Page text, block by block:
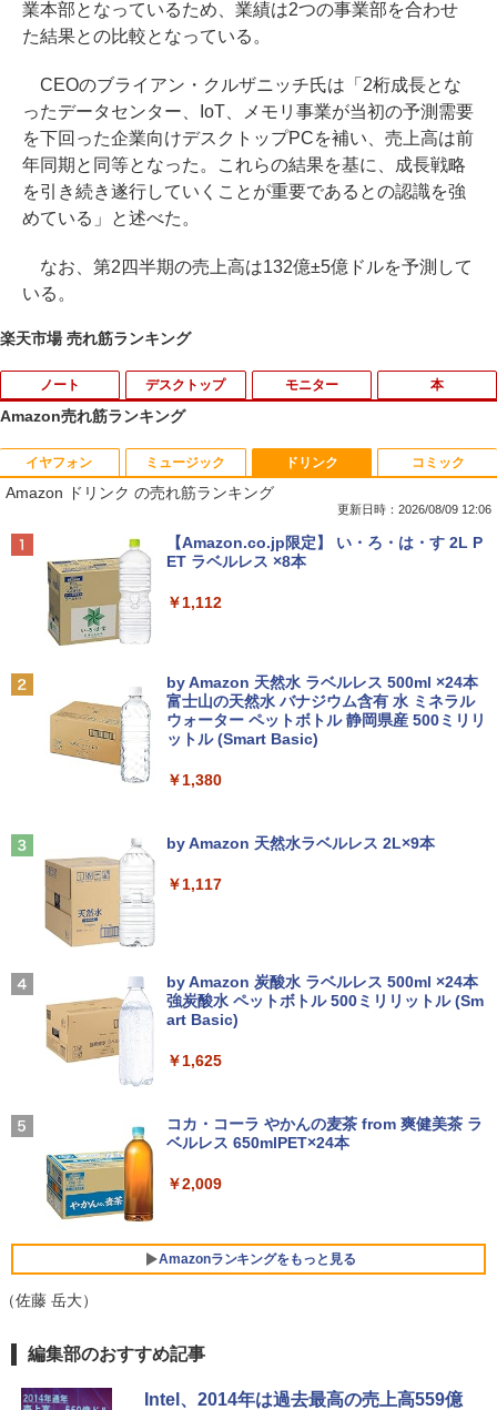
業本部となっているため、業績は2つの事業部を合わせ
た結果との比較となっている。
CEOのブライアン・クルザニッチ氏は「2桁成長とな
ったデータセンター、IoT、メモリ事業が当初の予測需要
を下回った企業向けデスクトップPCを補い、売上高は前
年同期と同等となった。これらの結果を基に、成長戦略
を引き続き遂行していくことが重要であるとの認識を強
めている」と述べた。
なお、第2四半期の売上高は132億±5億ドルを予測して
いる。
楽天市場 売れ筋ランキング
ノート
1
8月5日限定10倍＆抽選10000P！｜2021
年モデル！高性能ノートパソコン Windo
ws11 富士通 LIFEBOOK A5511 第11世
代Celeron 6305U最大メモリ32GB 秒速
起動新品SSD2TB テンキー内蔵 15.6型大
画面 ノートパソコン中古 オフィス付き
新古品ノートパソコン Intel Celeron Wi
ndows11 Pro Office 2024付き メモリ16
GB SSD512GB 12型/14型選択可 Blueto
ジネス 在宅勤務 学生向け
付き Windows11 東芝 dynabook B65
ノートパソコン 中古 PC パソコン 中古ノ
ートPC 最大SSD1TB 最大メモリ16GB
￥21,800
4
【★最大100%ポイント】【新生活応援・
HD】富士通 LIFEBOOK U939/第8世代 C
ore i5/メモリ:8GB/M.2 SSD:256GB/512
トパソコン Windows11
載 Windows11 Pro 日本語キーボード メ
デスクトップ
1
R309-Apple Mac mini A1347 1点 MacO
S Catalina 10.15.7/CPU Core i5-4260U/
メモリ 4GB/SATA 500GB intel HD Grap
hics 5000 1536MB グラフィックス搭載
★送料無料【中古動作品】
2
Windows11 | デスクトップ | 一年保証 |
第9世代 | Core i3 9100 3.6(〜最大4.2)G
Hz | MEM:8GB | SSD:256GB(新品) | DV
Dマルチ | Win11Pro64bit
￥15,000
ャンス】GMKtec G5S ミニpc 【Intel N
トップPC NucBox みにpc 省エネ オフィ
ス
Office2024付き デスクトップPC デスク
トップ パソコン ビジネス 第14世代 core
SSD 128GB～2TB メモリ8GB～32GB 2
年保証 安い 激安 オフィス業務 事務作業
￥45,700
5
★レノボ / Lenovo ThinkCentre M70q
Pro/インテル Core i5 14500T/メモリ:16
モニター
1
【中古良品】【安心保証】Princeton 21.
5型ワイドカラー液晶ディスプレイ PTF
WDE-22W / PTFBDE-22W ブラック/ ホ
ワイト色 スピーカー搭載 プリンストン
￥4,050
HD解像度】 大手メーカー液晶 (Dell/HP/
NEC等) テレワーク デュアルモニター S
witch PS4 PS5対応 【整備済み中古品】
【選べる2色 コスパ抜群】モバイルモニ
光沢IPS パネル Type-C対応 miniHDMI V
￥8,999
Yoothi 互換品 液晶 14.0インチ NEC LAV
LED LCD 液晶ディスプレイ 修理交換用
液晶パネル
￥9,800
【期間限定10%OFFクーポン 8/12 10時
まで】 ゲーミングモニター 24.5インチ F
ディスプレイ MAXZEN MGM25IC04-F2
本
1 YOGAポーズの教科書 [ 綿本彰 ]
￥19,118
現代ギリシア語辞典第3版 [ 川原拓雄 ]
￥2,200
￥22,000
Amazon売れ筋ランキング
イヤフォン
Anker Soundcore P40i オフホワイト
Anker Soundcore P31i ブラック
￥5,990
ラック
￥14,990
レスイヤホン bluetooth イヤホン V12 小型
軽量 ブルートゥースHi-Fi 最大36時間再生 ぶ
るーとゅーす コードレス ENCノイズキャン
付き 防水 タッチ式音量調整 スポーツ/通勤/通
￥1,964
Xiaomi シャオミ REDMI Buds 8 Lite ワイヤ
￥3,480
ミュージック
BRUCE WAYNE feat. Flo Milli, ATL Jacob
[Explicit]
￥250
BRUCE WAYNE feat. Flo Milli, ATL Jacob
[Explicit]
￥250
￥250
￥250
ドリンク
Amazon ドリンク の売れ筋ランキング
更新日時：2026/08/09 12:06
【Amazon.co.jp限定】 い・ろ・は・す 2L P
ET ラベルレス ×8本
￥1,112
by Amazon 天然水 ラベルレス 500ml ×24本
富士山の天然水 バナジウム含有 水 ミネラル
ウォーター ペットボトル 静岡県産 500ミリリ
ットル (Smart Basic)
￥1,380
by Amazon 天然水ラベルレス 2L×9本
￥1,117
by Amazon 炭酸水 ラベルレス 500ml ×24本
強炭酸水 ペットボトル 500ミリリットル (Sm
art Basic)
￥1,625
コカ・コーラ やかんの麦茶 from 爽健美茶 ラ
ベルレス 650mlPET×24本
￥2,009
Amazonランキングをもっと見る
コミック
薬屋のひとりごと 17巻 (デジタル版ビッグガ
ンガンコミックス)
（佐藤 岳大）
編集部のおすすめ記事
Intel、2014年は過去最高の売上高559億